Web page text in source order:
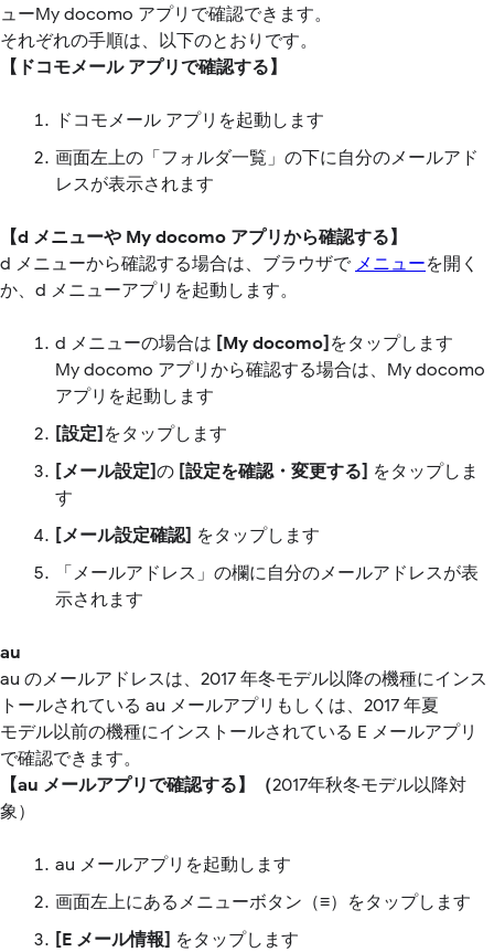
ューMy docomo アプリで確認できます。
それぞれの手順は、以下のとおりです。
【ドコモメール アプリで確認する】
ドコモメール アプリを起動します
画面左上の「フォルダ一覧」の下に自分のメールアド
レスが表示されます
【d メニューや My docomo アプリから確認する】
d メニューから確認する場合は、ブラウザで メニューを開く
か、d メニューアプリを起動します。
d メニューの場合は [My docomo] をタップします
My docomo アプリから確認する場合は、My docomo
アプリを起動します
[設定] をタップします
[メール設定]の [設定を確認・変更する] をタップしま
す
[メール設定確認] をタップします
「メールアドレス」の欄に自分のメールアドレスが表
示されます
au
au のメールアドレスは、2017 年冬モデル以降の機種にインス
トールされている au メールアプリもしくは、2017 年夏
モデル以前の機種にインストールされている E メールアプリ
で確認できます。
【au メールアプリで確認する】（2017年秋冬モデル以降対
象）
au メールアプリを起動します
画面左上にあるメニューボタン（≡）をタップします
[E メール情報] をタップします